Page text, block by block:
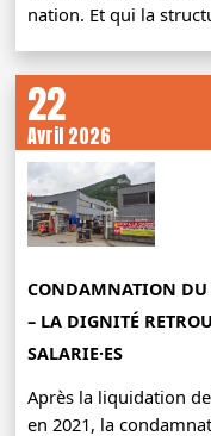
nation. Et qui la
22
Avril 2026
CONDAMNATION DU
– LA DIGNITÉ
SALARIE·ES
Après la liquidation
en 2021, la